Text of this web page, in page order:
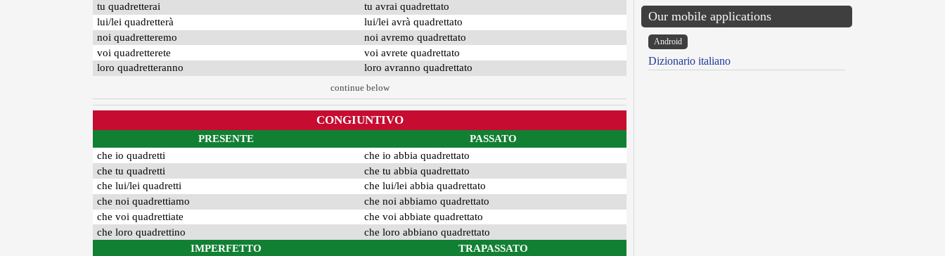
tu quadretterai
lui/lei quadretterà
noi quadretteremo
voi quadretterete
loro quadretteranno
tu avrai quadrettato
lui/lei avrà quadrettato
noi avremo quadrettato
voi avrete quadrettato
loro avranno quadrettato
continue below
CONGIUNTIVO
PRESENTE
che io quadretti
che tu quadretti
che lui/lei quadretti
che noi quadrettiamo
che voi quadrettiate
che loro quadrettino
IMPERFETTO
PASSATO
che io abbia quadrettato
che tu abbia quadrettato
che lui/lei abbia quadrettato
che noi abbiamo quadrettato
che voi abbiate quadrettato
che loro abbiano quadrettato
TRAPASSATO
Our mobile applications
Android
Dizionario italiano